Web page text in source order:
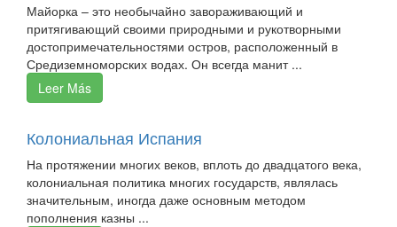
Майорка – это необычайно завораживающий и
притягивающий своими природными и рукотворными
достопримечательностями остров, расположенный в
Средиземноморских водах. Он всегда манит ...
Leer Más
Колониальная Испания
На протяжении многих веков, вплоть до двадцатого века,
колониальная политика многих государств, являлась
значительным, иногда даже основным методом
пополнения казны ...